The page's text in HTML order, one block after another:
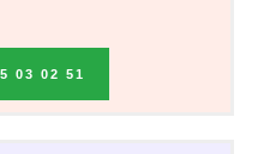
03 02 51